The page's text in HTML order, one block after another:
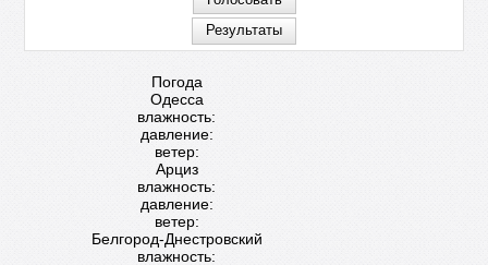
Погода
Одесса
влажность:
давление:
ветер:
Арциз
влажность:
давление:
ветер:
Белгород-Днестровский
влажность: